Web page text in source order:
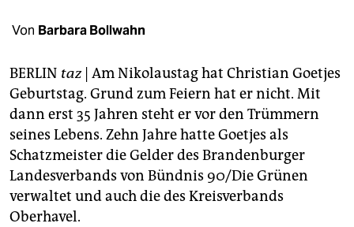
shop
fragen & hilfe
unterstützen
abo
genossenschaft
epaper login
Von Barbara Bollwahn
BERLIN taz| Am Nikolaustag hat Christian Goetjes
Geburtstag. Grund zum Feiern hat er nicht. Mit
dann erst 35 Jahren steht er vor den Trümmern
seines Lebens. Zehn Jahre hatte Goetjes als
Schatzmeister die Gelder des Brandenburger
Landesverbands von Bündnis 90/Die Grünen
verwaltet und auch die des Kreisverbands
Oberhavel.